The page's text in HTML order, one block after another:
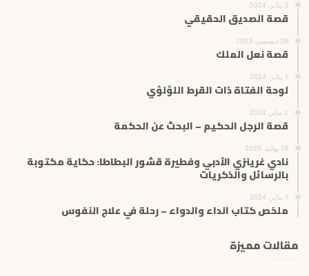
3 يناير، 2024
قصة الصديق الحقيقي
29 ديسمبر، 2023
قصة نعل الملك
1 يناير، 2024
لوحة الفتاة ذات القرط اللؤلؤي
2 يناير، 2024
قصة الرجل الحكيم – البحث عن الحكمة
19 يوليو، 2025
نادي غرينزي الأدبي وفطيرة قشور البطاطا: حكاية مكتوبة
بالرسائل والذكريات
1 يناير، 2024
ملخص كتاب الداء والدواء – رحلة في علاج النفوس
مقالات مميزة